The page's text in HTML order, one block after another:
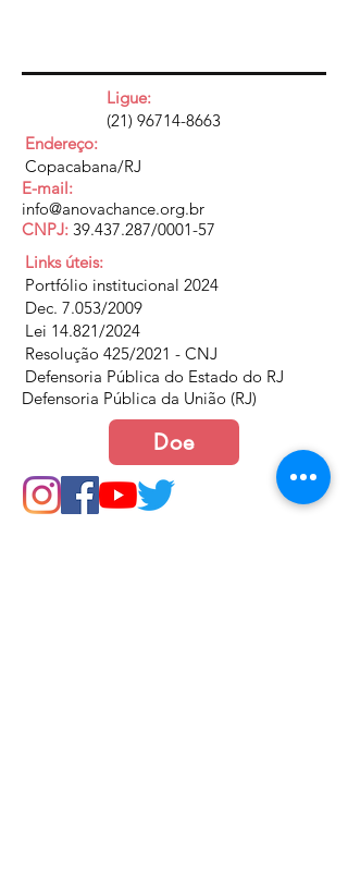
Ligue:
(21) 96714-8663
Endereço:
Copacabana/RJ
E-mail:
info@anovachance.org.br
CNPJ: 39.437.287/0001-57
Links úteis:
Portfólio institucional 2024
Dec. 7.053/2009
Lei 14.821/2024
Resolução 425/2021 - CNJ
Defensoria Pública do Estado do RJ
Defensoria Pública da União (RJ)
Doe